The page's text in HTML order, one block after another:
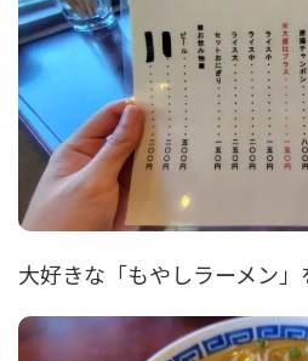
大好きな「もやしラーメン」